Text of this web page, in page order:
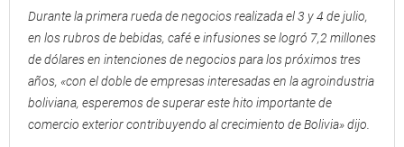
Durante la primera rueda de negocios realizada el 3 y 4 de julio,
en los rubros de bebidas, café e infusiones se logró 7,2 millones
de dólares en intenciones de negocios para los próximos tres
años, «con el doble de empresas interesadas en la agroindustria
boliviana, esperemos de superar este hito importante de
comercio exterior contribuyendo al crecimiento de Bolivia» dijo.